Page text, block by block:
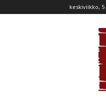
keskiviikko,